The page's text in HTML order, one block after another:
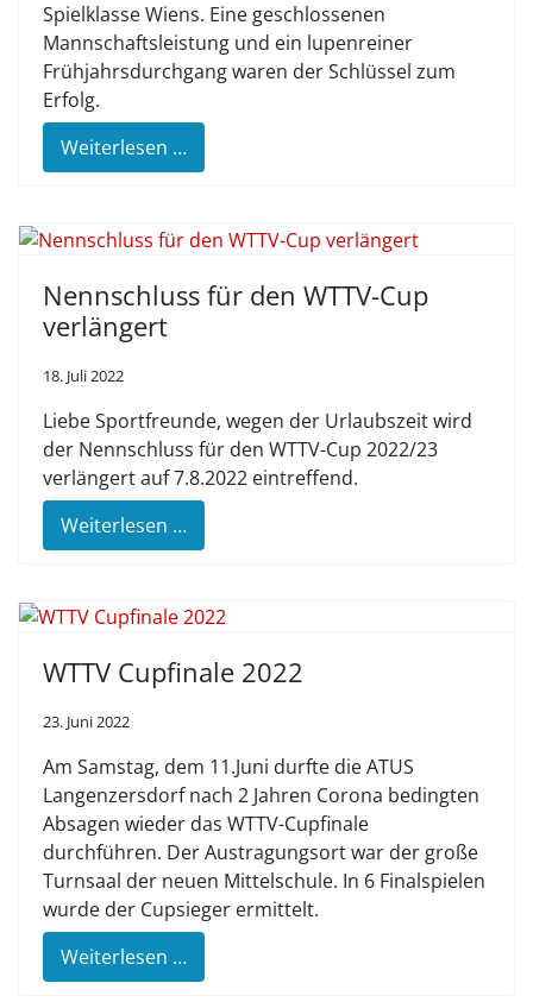
Spielklasse Wiens. Eine geschlossenen
Mannschaftsleistung und ein lupenreiner
Frühjahrsdurchgang waren der Schlüssel zum
Erfolg.
Weiterlesen …
Nennschluss für den WTTV-Cup
verlängert
18. Juli 2022
Liebe Sportfreunde, wegen der Urlaubszeit wird
der Nennschluss für den WTTV-Cup 2022/23
verlängert auf 7.8.2022 eintreffend.
Weiterlesen …
WTTV Cupfinale 2022
23. Juni 2022
Am Samstag, dem 11.Juni durfte die ATUS
Langenzersdorf nach 2 Jahren Corona bedingten
Absagen wieder das WTTV-Cupfinale
durchführen. Der Austragungsort war der große
Turnsaal der neuen Mittelschule. In 6 Finalspielen
wurde der Cupsieger ermittelt.
Weiterlesen …